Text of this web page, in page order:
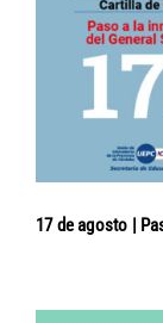
17 de agosto |